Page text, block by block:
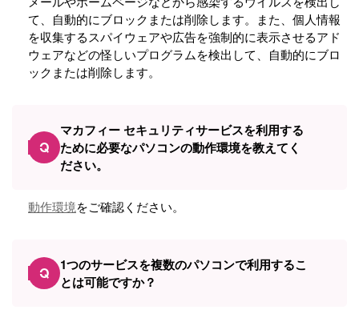
て、自動的にブロックまたは削除します。また、個人情報
を収集するスパイウェアや広告を強制的に表示させるアド
ウェアなどの怪しいプログラムを検出して、自動的にブロ
ックまたは削除します。
Q
マカフィー セキュリティサービスを利用する
ために必要なパソコンの動作環境を教えてく
ださい。
動作環境をご確認ください。
Q
1つのサービスを複数のパソコンで利用するこ
とは可能ですか？